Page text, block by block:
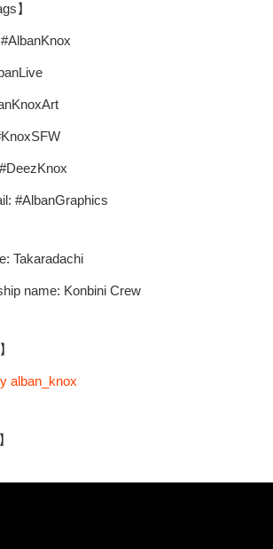
】
#AlbanGraphics
Takaradachi
name: Konbini Crew
alban_knox